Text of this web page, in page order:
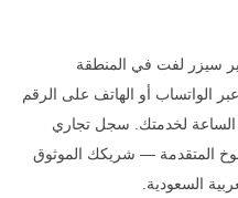
سيزر لفت في المنطقة
عبر الواتساب أو الهاتف على الرقم
مدار الساعة لخدمتك. سجل تجاري
الشموخ المتقدمة — شريكك الموثوق
السعودية.